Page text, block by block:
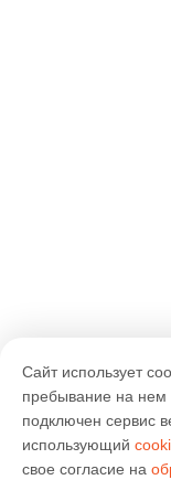
Сайт использует
пребывание на
подключен сервис
использующий
свое согласие на